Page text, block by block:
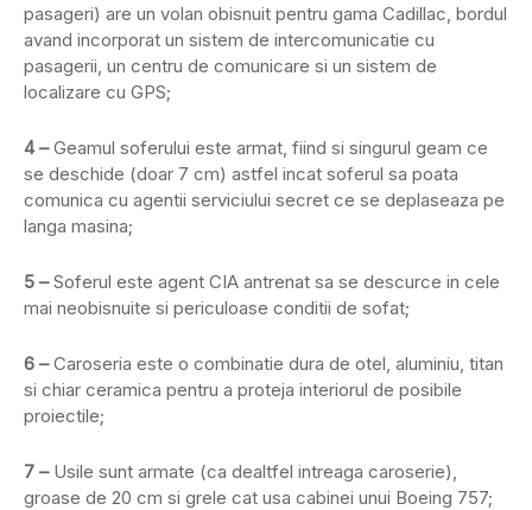
pasageri) are un volan obisnuit pentru gama Cadillac, bordul
avand incorporat un sistem de intercomunicatie cu
pasagerii, un centru de comunicare si un sistem de
localizare cu GPS;
4 –Geamul soferului este armat, fiind si singurul geam ce
se deschide (doar 7 cm) astfel incat soferul sa poata
comunica cu agentii serviciului secret ce se deplaseaza pe
langa masina;
5 –Soferul este agent CIA antrenat sa se descurce in cele
mai neobisnuite si periculoase conditii de sofat;
6 –Caroseria este o combinatie dura de otel, aluminiu, titan
si chiar ceramica pentru a proteja interiorul de posibile
proiectile;
7 – Usile sunt armate (ca dealtfel intreaga caroserie),
groase de 20 cm si grele cat usa cabinei unui Boeing 757;